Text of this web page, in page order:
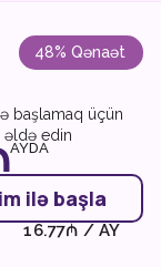
48% Qənaət
başlamaq üçün
əldə edin
AYDA
ilə başla
16.77₼ / AY